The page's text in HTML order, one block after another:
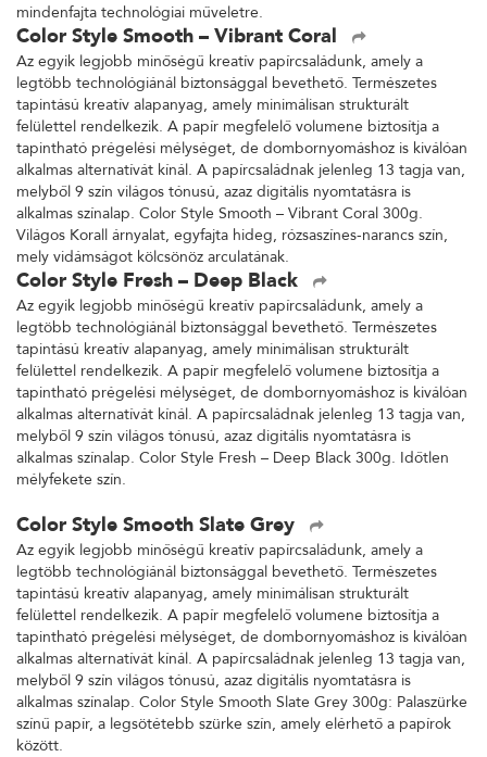
mindenfajta technológiai műveletre.
Color Style Smooth – Vibrant Coral
Az egyik legjobb minőségű kreatív papírcsaládunk, amely a
legtöbb technológiánál biztonsággal bevethető. Természetes
tapintású kreatív alapanyag, amely minimálisan strukturált
felülettel rendelkezik. A papír megfelelő volumene biztosítja a
tapintható prégelési mélységet, de dombornyomáshoz is kiválóan
alkalmas alternatívát kínál. A papírcsaládnak jelenleg 13 tagja van,
melyből 9 szín világos tónusú, azaz digitális nyomtatásra is
alkalmas színalap. Color Style Smooth – Vibrant Coral 300g.
Világos Korall árnyalat, egyfajta hideg, rózsaszínes-narancs szín,
mely vidámságot kölcsönöz arculatának.
Color Style Fresh – Deep Black
Az egyik legjobb minőségű kreatív papírcsaládunk, amely a
legtöbb technológiánál biztonsággal bevethető. Természetes
tapintású kreatív alapanyag, amely minimálisan strukturált
felülettel rendelkezik. A papír megfelelő volumene biztosítja a
tapintható prégelési mélységet, de dombornyomáshoz is kiválóan
alkalmas alternatívát kínál. A papírcsaládnak jelenleg 13 tagja van,
melyből 9 szín világos tónusú, azaz digitális nyomtatásra is
alkalmas színalap. Color Style Fresh – Deep Black 300g. Időtlen
mélyfekete szín.
Color Style Smooth Slate Grey
Az egyik legjobb minőségű kreatív papírcsaládunk, amely a
legtöbb technológiánál biztonsággal bevethető. Természetes
tapintású kreatív alapanyag, amely minimálisan strukturált
felülettel rendelkezik. A papír megfelelő volumene biztosítja a
tapintható prégelési mélységet, de dombornyomáshoz is kiválóan
alkalmas alternatívát kínál. A papírcsaládnak jelenleg 13 tagja van,
melyből 9 szín világos tónusú, azaz digitális nyomtatásra is
alkalmas színalap. Color Style Smooth Slate Grey 300g: Palaszürke
színű papír, a legsötétebb szürke szín, amely elérhető a papírok
között.